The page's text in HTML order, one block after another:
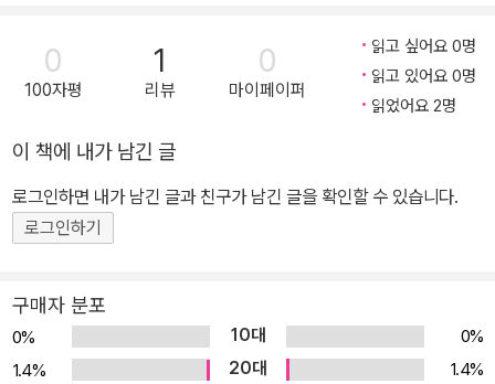
0
100자평
1
리뷰
0
마이페이퍼
읽고 싶어요 0명
읽고 있어요 0명
읽었어요 2명
이 책에 내가 남긴 글
로그인하면 내가 남긴 글과 친구가 남긴 글을 확인할 수 있습니다.
로그인하기
구매자 분포
0% 10대
0%
1.4%
20대
1.4%